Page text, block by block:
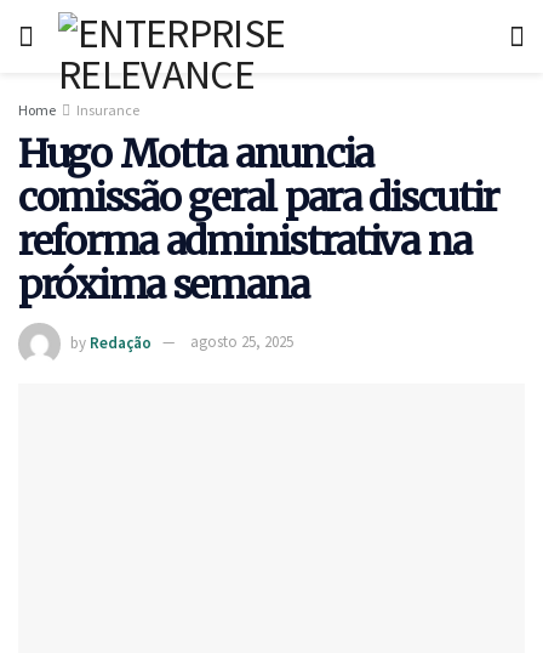
Home Insurance
Hugo Motta anuncia
comissão geral para discutir
reforma administrativa na
próxima semana
by Redação agosto 25, 2025